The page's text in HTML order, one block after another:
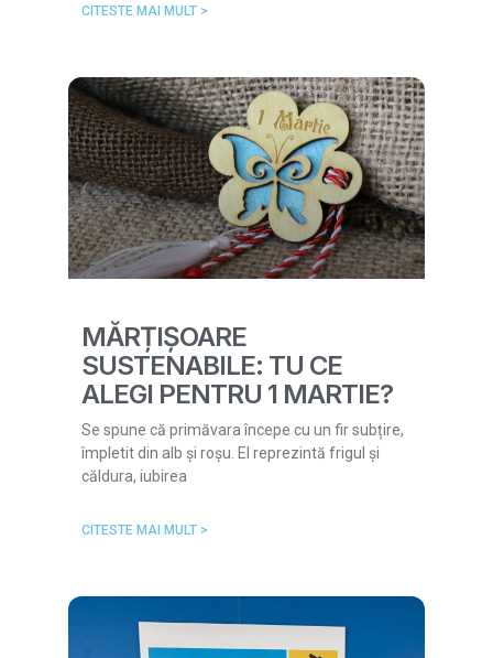
CITESTE MAI MULT >
MĂRȚIȘOARE
SUSTENABILE: TU CE
ALEGI PENTRU 1 MARTIE?
Se spune că primăvara începe cu un fir subțire,
împletit din alb și roșu. El reprezintă frigul și
căldura, iubirea
CITESTE MAI MULT >